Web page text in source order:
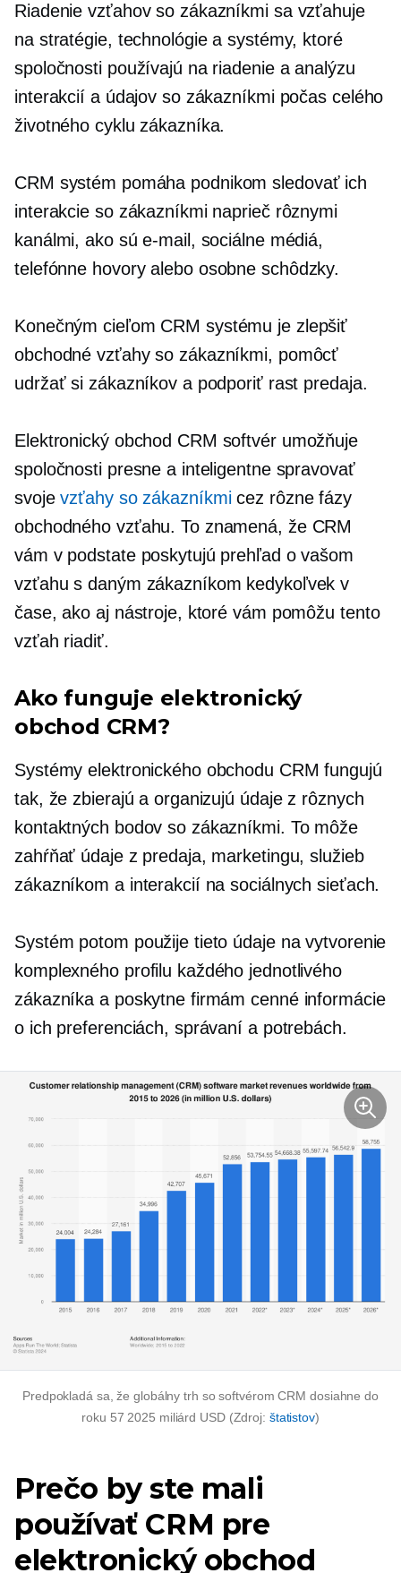
Riadenie vzťahov so zákazníkmi sa vzťahuje
na stratégie, technológie a systémy, ktoré
spoločnosti používajú na riadenie a analýzu
interakcií a údajov so zákazníkmi počas celého
životného cyklu zákazníka.
CRM systém pomáha podnikom sledovať ich
interakcie so zákazníkmi naprieč rôznymi
kanálmi, ako sú e-mail, sociálne médiá,
telefónne hovory alebo osobne schôdzky.
Konečným cieľom CRM systému je zlepšiť
obchodné vzťahy so zákazníkmi, pomôcť
udržať si zákazníkov a podporiť rast predaja.
Elektronický obchod CRM softvér umožňuje
spoločnosti presne a inteligentne spravovať
svojevzťahy so zákazníkmicez rôzne fázy
obchodného vzťahu. To znamená, že CRM
vám v podstate poskytujú prehľad o vašom
vzťahu s daným zákazníkom kedykoľvek v
čase, ako aj nástroje, ktoré vám pomôžu tento
vzťah riadiť.
Ako funguje elektronický
obchod CRM?
Systémy elektronického obchodu CRM fungujú
tak, že zbierajú a organizujú údaje z rôznych
kontaktných bodov so zákazníkmi. To môže
zahŕňať údaje z predaja, marketingu, služieb
zákazníkom a interakcií na sociálnych sieťach.
Systém potom použije tieto údaje na vytvorenie
komplexného profilu každého jednotlivého
zákazníka a poskytne firmám cenné informácie
o ich preferenciách, správaní a potrebách.
Predpokladá sa, že globálny trh so softvérom CRM dosiahne do
roku 57 2025 miliárd USD (Zdroj: štatistov)
Prečo by ste mali
používať CRM pre
elektronický obchod